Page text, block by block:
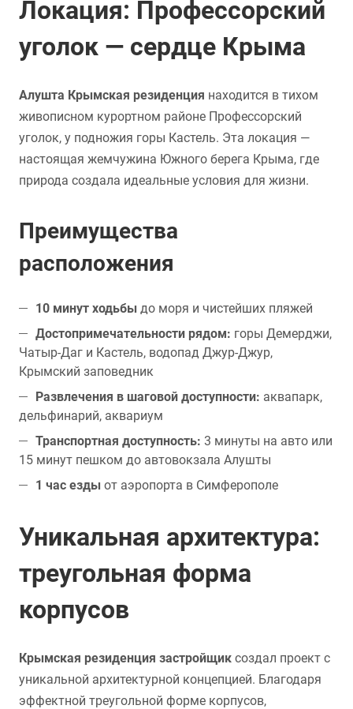
Локация: Профессорский
уголок — сердце Крыма
Алушта Крымская резиденция находится в тихом
живописном курортном районе Профессорский
уголок, у подножия горы Кастель. Эта локация —
настоящая жемчужина Южного берега Крыма, где
природа создала идеальные условия для жизни.
Преимущества
расположения
10 минут ходьбы до моря и чистейших пляжей
Достопримечательности рядом: горы Демерджи,
Чатыр-Даг и Кастель, водопад Джур-Джур,
Крымский заповедник
Развлечения в шаговой доступности: аквапарк,
дельфинарий, аквариум
Транспортная доступность: 3 минуты на авто или
15 минут пешком до автовокзала Алушты
1 час езды от аэропорта в Симферополе
Уникальная архитектура:
треугольная форма
корпусов
Крымская резиденция застройщик создал проект с
уникальной архитектурной концепцией. Благодаря
эффектной треугольной форме корпусов,